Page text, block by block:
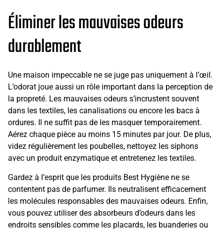
Éliminer les mauvaises odeurs
durablement
Une maison impeccable ne se juge pas uniquement à l’œil.
L’odorat joue aussi un rôle important dans la perception de
la propreté. Les mauvaises odeurs s’incrustent souvent
dans les textiles, les canalisations ou encore les bacs à
ordures. Il ne suffit pas de les masquer temporairement.
Aérez chaque pièce au moins 15 minutes par jour. De plus,
videz régulièrement les poubelles, nettoyez les siphons
avec un produit enzymatique et entretenez les textiles.
Gardez à l’esprit que les produits Best Hygiène ne se
contentent pas de parfumer. Ils neutralisent efficacement
les molécules responsables des mauvaises odeurs. Enfin,
vous pouvez utiliser des absorbeurs d’odeurs dans les
endroits sensibles comme les placards, les buanderies ou